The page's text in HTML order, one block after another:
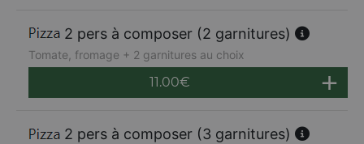
2 pers à composer (2 garnitures)
Tomate, fromage + 2 garnitures au choix
11.00€
2 pers à composer (3 garnitures)